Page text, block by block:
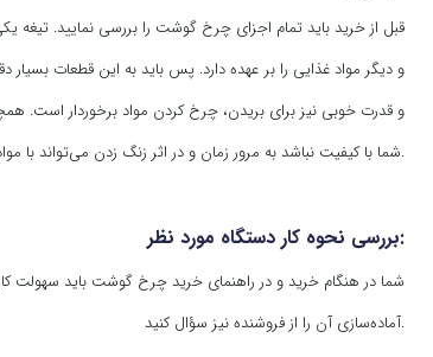
قبل از خرید باید تمام اجزای چرخ گوشت را بررسی نمایید.
و دیگر مواد غذایی را بر عهده دارد. پس باید به این قطعات
و قدرت خوبی نیز برای بریدن، چرخ کردن مواد برخوردار است.
شما با کیفیت نباشد به مرور زمان و در اثر زنگ زدن می‌تواند با مواد غذایی ترکیب شده و ماده مضری را به وجود آورد که اصلا برای سلامتی شما و اعضای خانواده‌تان مناسب نمی‌باشد.
بررسی نحوه کار دستگاه مورد نظر:
شما در هنگام خرید و در راهنمای خرید چرخ گوشت باید سهولت کار
آماده‌سازی آن را از فروشنده نیز سؤال کنید.